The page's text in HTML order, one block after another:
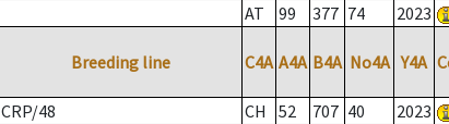
AT 99 377 74 2023
Breeding line C4A A4A B4A No4A Y4A
CRP/48 CH 52 707 40 2023